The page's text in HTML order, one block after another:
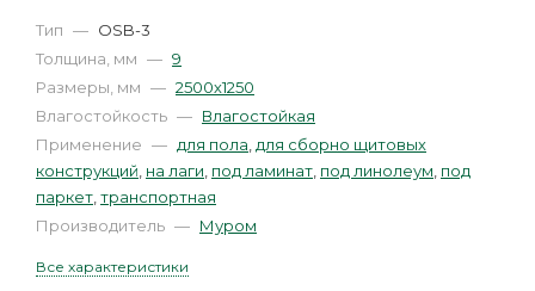
Тип — OSB-3
Толщина, мм — 9
Размеры, мм — 2500х1250
Влагостойкость — Влагостойкая
Применение — для пола для сборно щитовых
конструкций на лаги под ламинат под линолеум под
паркет транспортная
Производитель — Муром
Все характеристики